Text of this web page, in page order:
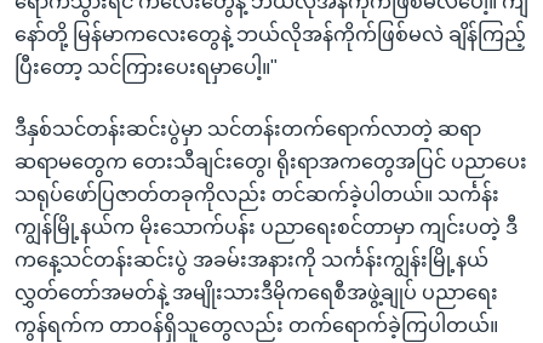
နော်တို့ မြန်မာကလေးတွေနဲ့ ဘယ်လိုအန်ကိုက်ဖြစ်မလဲ ချိန်ကြည့်
ပြီးတော့ သင်ကြားပေးရမှာပေါ့။"
ဒီနှစ်သင်တန်းဆင်းပွဲမှာ သင်တန်းတက်ရောက်လာတဲ့ ဆရာ
ဆရာမတွေက တေးသီချင်းတွေ၊ ရိုးရာအကတွေအပြင် ပညာပေး
သရုပ်ဖော်ပြဇာတ်တခုကိုလည်း တင်ဆက်ခဲ့ပါတယ်။ သင်္ကန်း
ကျွန်မြို့နယ်က မိုးသောက်ပန်း ပညာရေးစင်တာမှာ ကျင်းပတဲ့ ဒီ
ကနေ့သင်တန်းဆင်းပွဲ အခမ်းအနားကို သင်္ကန်းကျွန်းမြို့နယ်
လွှတ်တော်အမတ်နဲ့ အမျိုးသားဒီမိုကရေစီအဖွဲ့ချုပ် ပညာရေး
ကွန်ရက်က တာဝန်ရှိသူတွေလည်း တက်ရောက်ခဲ့ကြပါတယ်။